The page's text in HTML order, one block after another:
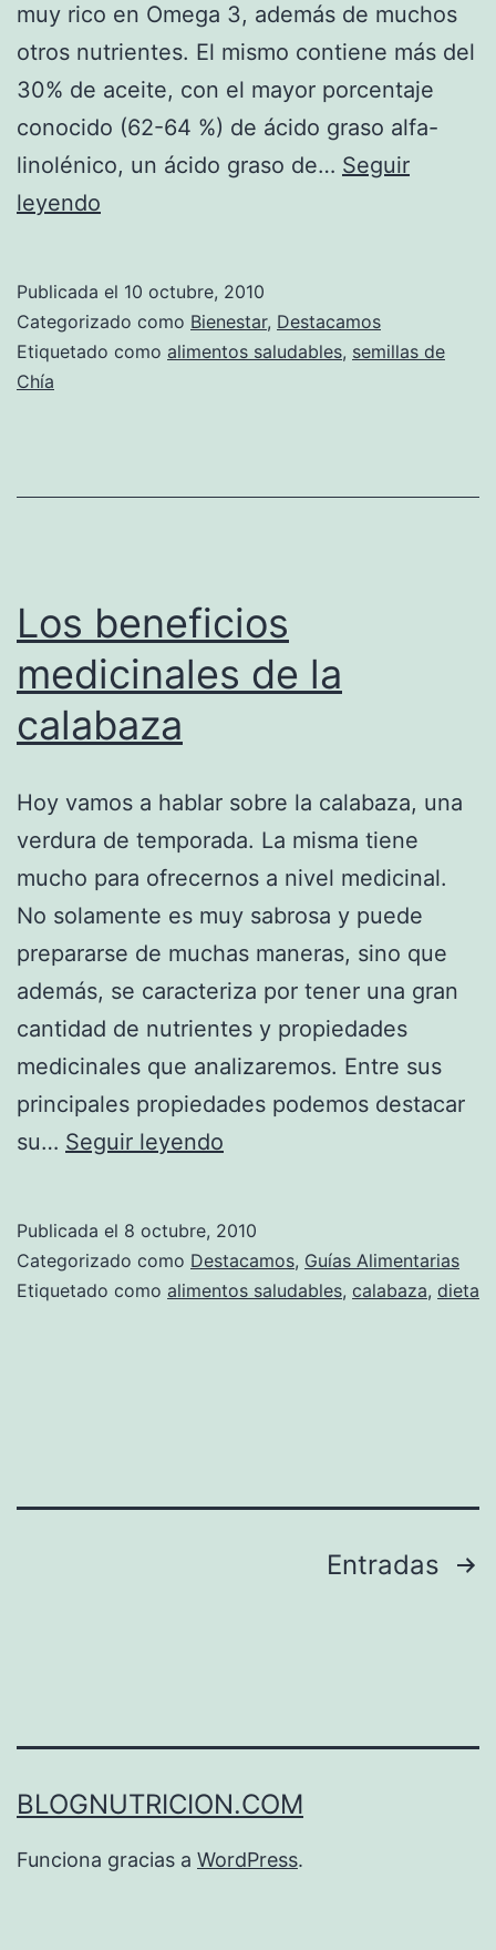
muy rico en Omega 3, además de muchos
otros nutrientes. El mismo contiene más del
30% de aceite, con el mayor porcentaje
conocido (62-64 %) de ácido graso alfa-
linolénico, un ácido graso de… Seguir
leyendo
las
semillas
Publicada el 10 octubre, 2010
Categorizado como Bienestar, Destacamos
Etiquetado como alimentos saludables, semillas de
Chía
Los beneficios
medicinales de la
calabaza
Hoy vamos a hablar sobre la calabaza, una
verdura de temporada. La misma tiene
mucho para ofrecernos a nivel medicinal.
No solamente es muy sabrosa y puede
prepararse de muchas maneras, sino que
además, se caracteriza por tener una gran
cantidad de nutrientes y propiedades
medicinales que analizaremos. Entre sus
principales propiedades podemos destacar
su… Seguir leyendo
de
la
Publicada el 8 octubre, 2010
Categorizado como Destacamos, Guías Alimentarias
Etiquetado como alimentos saludables, calabaza, dieta
Entradas
BLOGNUTRICION.COM
Funciona gracias a WordPress.